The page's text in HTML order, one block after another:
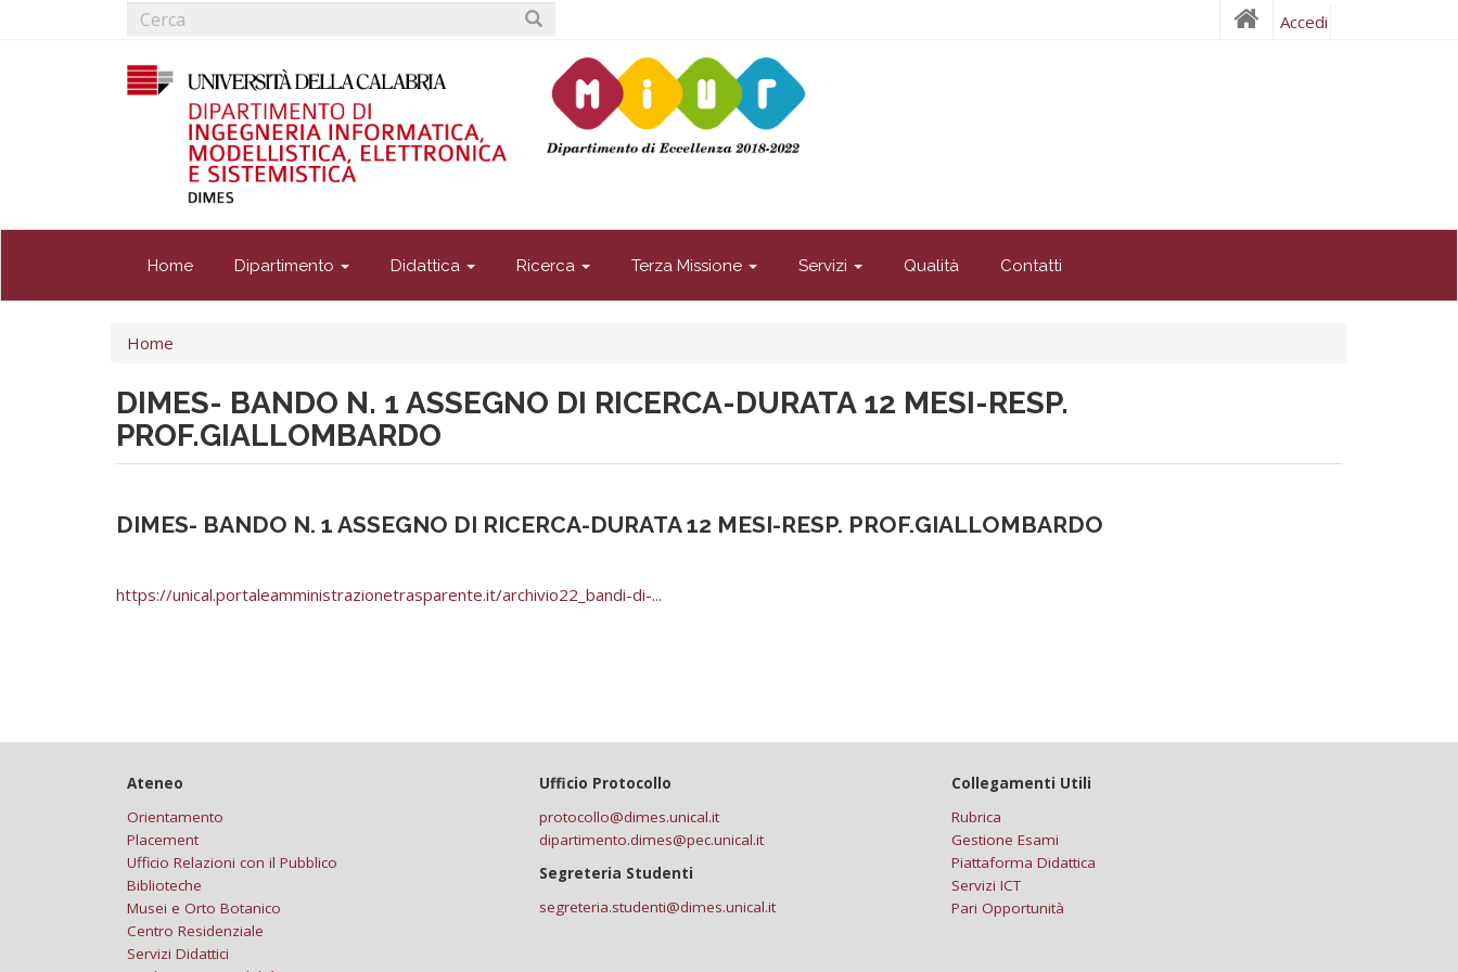
Form
ricerca
Accedi
Home Dipartimento Didattica Ricerca Terza Missione Servizi Qualità Contatti
Tu
qui
Home
DIMES- BANDO N. 1 ASSEGNO DI RICERCA-DURATA 12 MESI-RESP.
PROF.GIALLOMBARDO
DIMES- BANDO N. 1 ASSEGNO DI RICERCA-DURATA 12 MESI-RESP. PROF.GIALLOMBARDO
https://unical.portaleamministrazionetrasparente.it/archivio22_bandi-di-...
Ateneo
Orientamento
Placement
Ufficio Relazioni con il Pubblico
Biblioteche
Musei e Orto Botanico
Centro Residenziale
Servizi Didattici
Ufficio Protocollo
protocollo@dimes.unical.it
dipartimento.dimes@pec.unical.it
Segreteria Studenti
segreteria.studenti@dimes.unical.it
Collegamenti Utili
Rubrica
Gestione Esami
Piattaforma Didattica
Servizi ICT
Pari Opportunità